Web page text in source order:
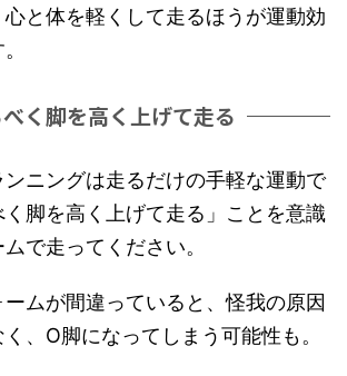
と体を軽くして走るほうが運動効
く脚を高く上げて走る
ンニングは走るだけの手軽な運動で
脚を高く上げて走る」ことを意識
で走ってください。
ムが間違っていると、怪我の原因
、O脚になってしまう可能性も。